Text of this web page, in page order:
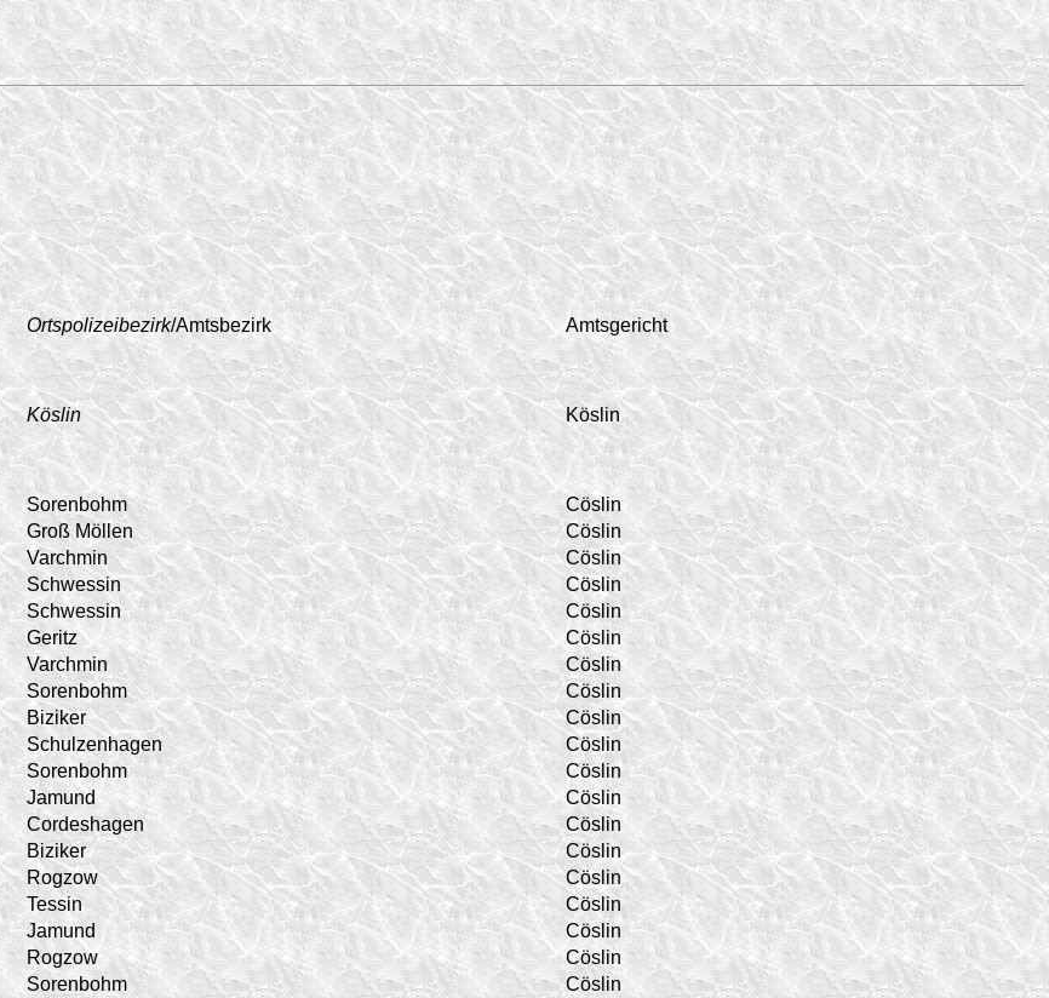
Ortspolizeibezirk/Amtsbezirk Amtsgericht
Köslin Köslin
Sorenbohm
Cöslin
Groß Möllen
Cöslin
Varchmin
Cöslin
Schwessin
Cöslin
Schwessin
Cöslin
Geritz
Cöslin
Varchmin
Cöslin
Sorenbohm
Cöslin
Biziker
Cöslin
Schulzenhagen
Cöslin
Sorenbohm
Cöslin
Jamund
Cöslin
Cordeshagen
Cöslin
Biziker
Cöslin
Rogzow
Cöslin
Tessin
Cöslin
Jamund
Cöslin
Rogzow
Cöslin
Sorenbohm
Cöslin